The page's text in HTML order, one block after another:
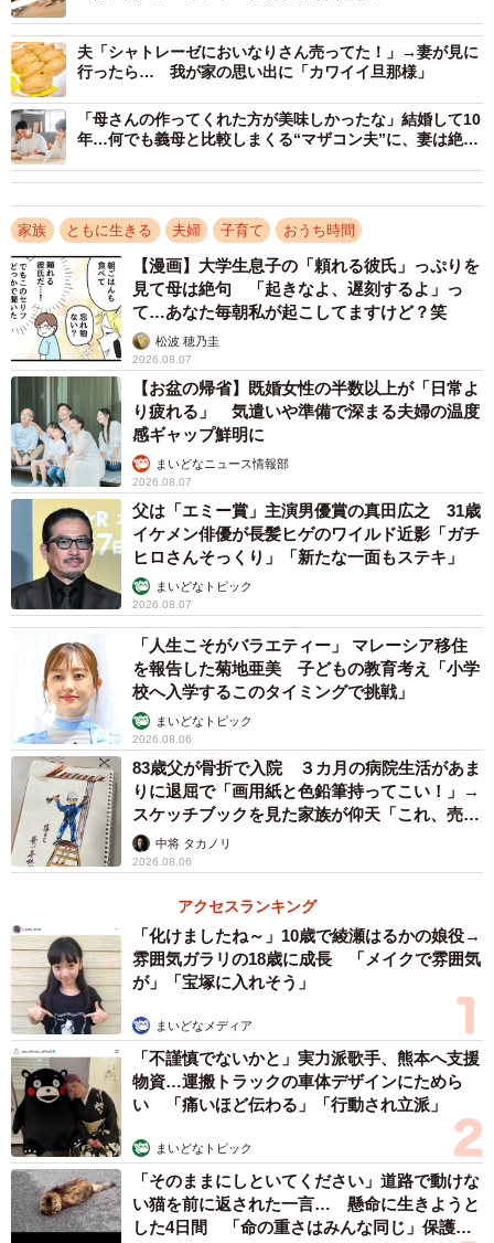
夫「シャトレーゼにおいなりさん売ってた！」→妻が見に
行ったら… 我が家の思い出に「カワイイ旦那様」
「母さんの作ってくれた方が美味しかったな」結婚して10
年…何でも義母と比較しまくる“マザコン夫”に、妻は絶望
家族 ともに生きる 夫婦 子育て おうち時間
【漫画】大学生息子の「頼れる彼氏」っぷりを
見て母は絶句 「起きなよ、遅刻するよ」っ
て…あなた毎朝私が起こしてますけど？笑
松波 穂乃圭
2026.08.07
【お盆の帰省】既婚女性の半数以上が「日常よ
り疲れる」 気遣いや準備で深まる夫婦の温度
感ギャップ鮮明に
まいどなニュース情報部
2026.08.07
父は「エミー賞」主演男優賞の真田広之 31歳
イケメン俳優が長髪ヒゲのワイルド近影「ガチ
ヒロさんそっくり」「新たな一面もステキ」
まいどなトピック
2026.08.07
「人生こそがバラエティー」 マレーシア移住
を報告した菊地亜美 子どもの教育考え「小学
校へ入学するこのタイミングで挑戦」
まいどなトピック
2026.08.06
83歳父が骨折で入院 ３カ月の病院生活があま
りに退屈で「画用紙と色鉛筆持ってこい！」→
スケッチブックを見た家族が仰天「これ、売れ
ますよ…」
中将 タカノリ
2026.08.06
アクセスランキング
「化けましたね～」10歳で綾瀬はるかの娘役→
雰囲気ガラリの18歳に成長 「メイクで雰囲気
が」「宝塚に入れそう」
まいどなメディア
「不謹慎でないかと」実力派歌手、熊本へ支援
物資…運搬トラックの車体デザインにためら
い 「痛いほど伝わる」「行動され立派」
まいどなトピック
「そのままにしといてください」道路で動けな
い猫を前に返された一言… 懸命に生きようと
した4日間 「命の重さはみんな同じ」保護団